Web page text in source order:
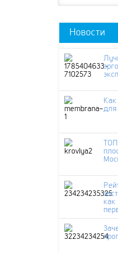
Новости